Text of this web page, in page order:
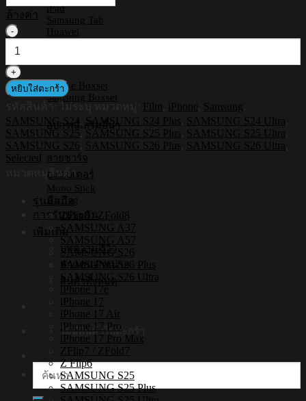
iPad
Samsung Tab
Huawei
iPhone Boxset
Samsung Boxset
อุปกรณ์เสริมอื่นๆ
สายชาร์จ
อแดปเตอร์
Mono Stick
Air Tag
การรับประกัน
เพิ่มเติม
บทความ/รีวิว
ตัวแทนจำหน่าย
สินค้าทั้งหมด
ไม่มีสินค้าในตะกร้า
ค้นหา:
ล้างค่า
จำนวน
SHIELD
Selected
ฟิล์ม
กระจก
กัน
รอย
SAMSUNG
Full
Coverage
Anti
Blue
[ฟิล์ม
S26,S25,S24]
หยิบใส่ตะกร้า
ไม่ระบุ Film iPhone Samsung
SAMSUNG S24, SAMSUNG S24 Plus SAMSUNG S24 Ultra
SAMSUNG S25
SAMSUNG S25 Plus SAMSUNG S25 Ultra
SAMSUNG S26
SAMSUNG S26 Plus SAMSUNG S26 Ultra
Selected
หมวดหมู่สินค้า
รุ่นมือถือ
ZFlip8 / ZFold8
SAMSUNG A37
SAMSUNG A57
SAMSUNG S26
SAMSUNG S26 Plus
SAMSUNG S26 Ultra
iPhone 17e
iPhone 17
iPhone 17 Air
iPhone 17 Pro
iPhone 17 Pro Max
ZFlip7 / ZFold7
Z Flip6
SAMSUNG S25
SAMSUNG S25 Plus